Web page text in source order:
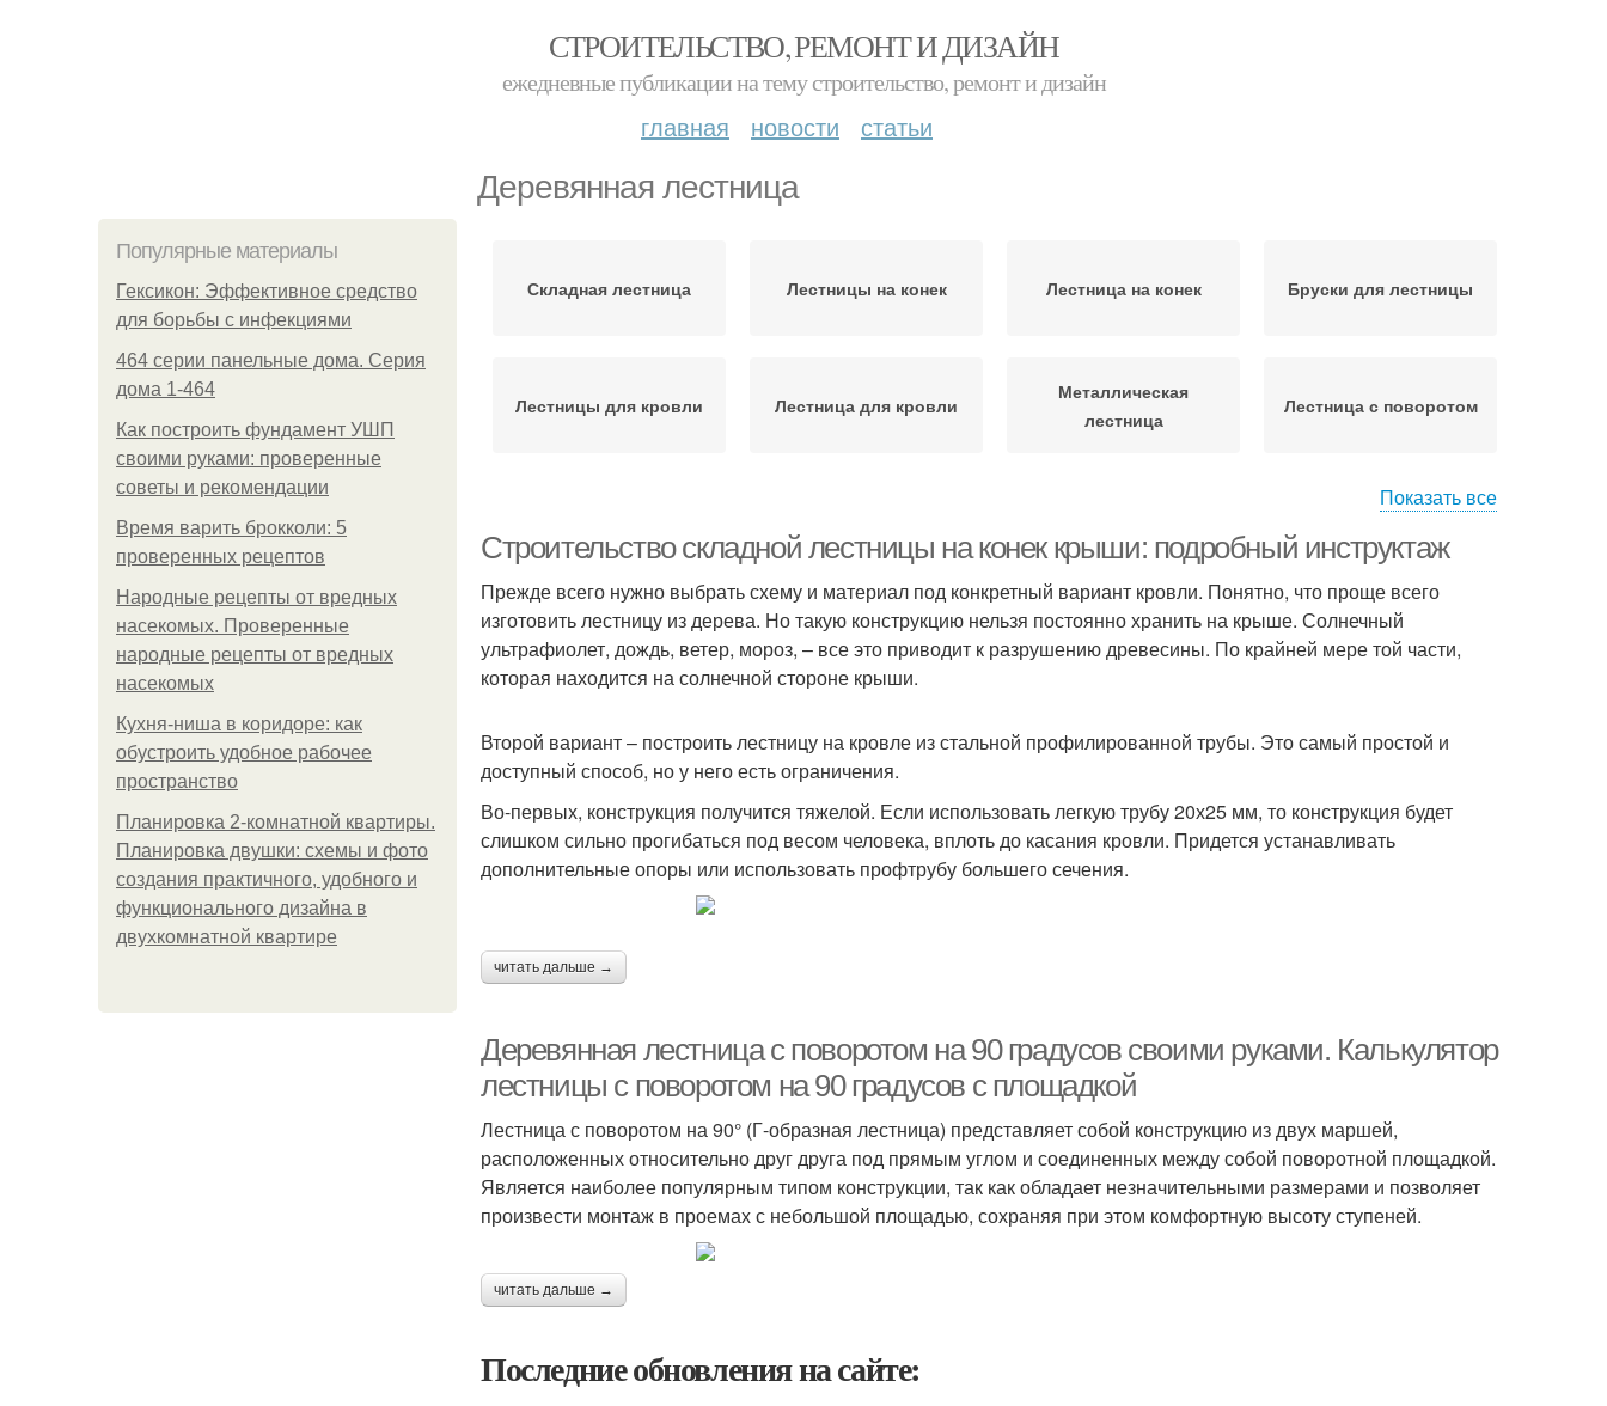
СТРОИТЕЛЬСТВО, РЕМОНТ И ДИЗАЙН
ежедневные публикации на тему строительство, ремонт и дизайн
главная новости статьи
Деревянная лестница
Популярные материалы
Гексикон: Эффективное средство
для борьбы с инфекциями
464 серии панельные дома. Серия
дома 1-464
Как построить фундамент УШП
своими руками: проверенные
советы и рекомендации
Время варить брокколи: 5
проверенных рецептов
Народные рецепты от вредных
насекомых. Проверенные
народные рецепты от вредных
насекомых
Кухня-ниша в коридоре: как
обустроить удобное рабочее
пространство
Планировка 2-комнатной квартиры.
Планировка двушки: схемы и фото
создания практичного, удобного и
функционального дизайна в
двухкомнатной квартире
Складная лестница Лестницы на конек Лестница на конек Бруски для лестницы
Лестницы для кровли Лестница для кровли
Металлическая
лестница
Лестница с поворотом
Лестницы из дерева Поворотная лестница
Лестница с
промежуточной
Лестница на второй
Поворотные лестницы
Требования к
поворотным лестницам
Лестница с забежными
Показать все
Строительство складной лестницы на конек крыши: подробный инструктаж
Прежде всего нужно выбрать схему и материал под конкретный вариант кровли. Понятно, что проще всего
изготовить лестницу из дерева. Но такую конструкцию нельзя постоянно хранить на крыше. Солнечный
ультрафиолет, дождь, ветер, мороз, – все это приводит к разрушению древесины. По крайней мере той части,
которая находится на солнечной стороне крыши.
Второй вариант – построить лестницу на кровле из стальной профилированной трубы. Это самый простой и
доступный способ, но у него есть ограничения.
Во-первых, конструкция получится тяжелой. Если использовать легкую трубу 20х25 мм, то конструкция будет
слишком сильно прогибаться под весом человека, вплоть до касания кровли. Придется устанавливать
дополнительные опоры или использовать профтрубу большего сечения.
читать дальше →
Деревянная лестница с поворотом на 90 градусов своими руками. Калькулятор
лестницы с поворотом на 90 градусов с площадкой
Лестница с поворотом на 90° (Г-образная лестница) представляет собой конструкцию из двух маршей,
расположенных относительно друг друга под прямым углом и соединенных между собой поворотной площадкой.
Является наиболее популярным типом конструкции, так как обладает незначительными размерами и позволяет
произвести монтаж в проемах с небольшой площадью, сохраняя при этом комфортную высоту ступеней.
читать дальше →
Последние обновления на сайте: